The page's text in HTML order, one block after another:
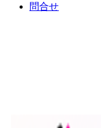
問合せ